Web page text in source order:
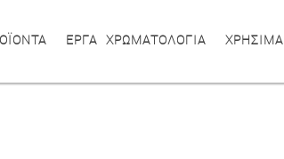
ΕΡΓΑ ΧΡΩΜΑΤΟΛΟΓΙΑ ΧΡΗΣΙΜΑ